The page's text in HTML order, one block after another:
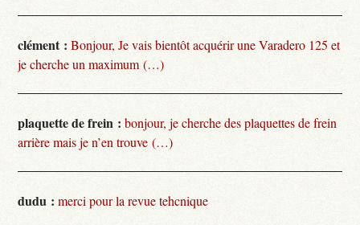
clément : Bonjour, Je vais bientôt acquérir une Varadero 125 et
je cherche un maximum (…)
plaquette de frein : bonjour, je cherche des plaquettes de frein
arrière mais je n’en trouve (…)
dudu : merci pour la revue tehcnique